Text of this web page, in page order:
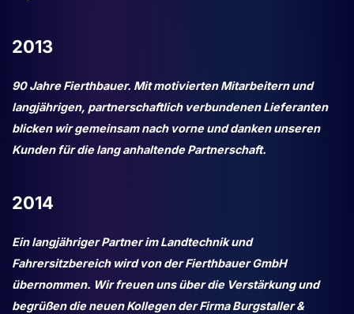
2013
90 Jahre Fierthbauer. Mit motivierten Mitarbeitern und
langjährigen, partnerschaftlich verbundenen Lieferanten
blicken wir gemeinsam nach vorne und danken unseren
Kunden für die lang anhaltende Partnerschaft.
2014
Ein langjähriger Partner im Landtechnik und
Fahrersitzbereich wird von der Fierthbauer GmbH
übernommen. Wir freuen uns über die Verstärkung und
begrüßen die neuen Kollegen der Firma Burgstaller &